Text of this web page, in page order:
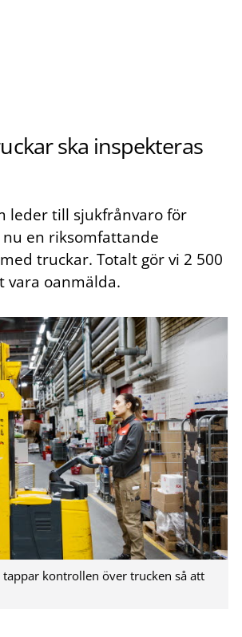
ska inspekteras
leder till sjukfrånvaro för
en riksomfattande
truckar. Totalt gör vi 2 500
vara oanmälda.
kontrollen över trucken så att